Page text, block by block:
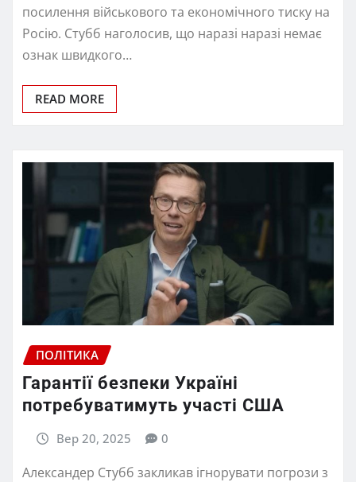
посилення військового та економічного тиску на
Росію. Стубб наголосив, що наразі наразі немає
ознак швидкого…
READ MORE
ПОЛІТИКА
Гарантії безпеки Україні
потребуватимуть участі США
Вер 20, 2025 0
Александер Стубб закликав ігнорувати погрози з